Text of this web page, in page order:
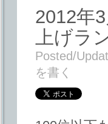
2012年
上げラ
Posted/
を書く